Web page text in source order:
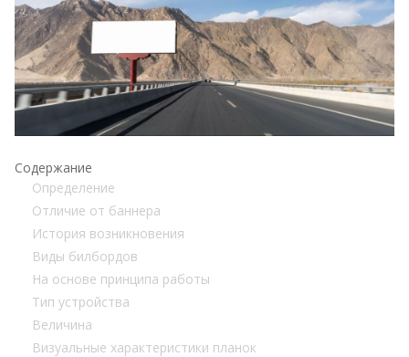
Содержание
Определение
Отличие от баннера
История возникновения
Виды билбордов
На основе принципа работы
Тип устройства
Величина
Визуальные характеристики планок